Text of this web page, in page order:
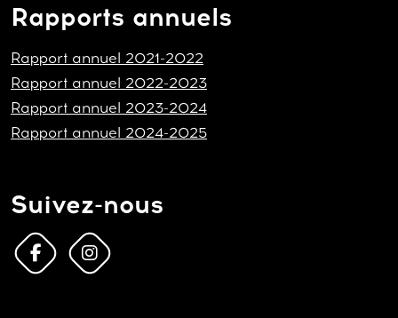
Rapports annuels
Rapport annuel 2021-2022
Rapport annuel 2022-2023
Rapport annuel 2023-2024
Rapport annuel 2024-2025
Suivez-nous